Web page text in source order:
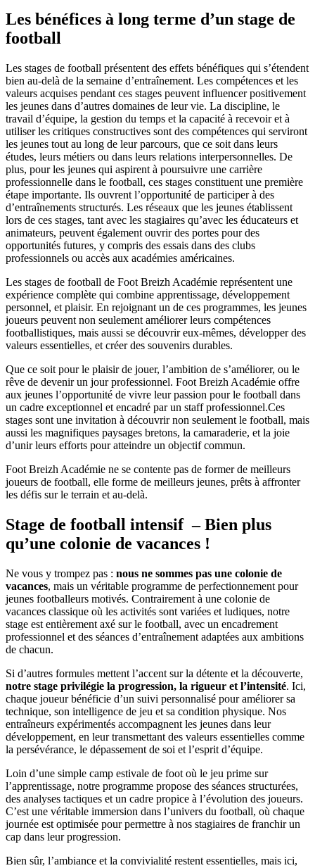
Les bénéfices à long terme d’un stage de
football
Les stages de football présentent des effets bénéfiques qui s’étendent
bien au-delà de la semaine d’entraînement. Les compétences et les
valeurs acquises pendant ces stages peuvent influencer positivement
les jeunes dans d’autres domaines de leur vie. La discipline, le
travail d’équipe, la gestion du temps et la capacité à recevoir et à
utiliser les critiques constructives sont des compétences qui serviront
les jeunes tout au long de leur parcours, que ce soit dans leurs
études, leurs métiers ou dans leurs relations interpersonnelles. De
plus, pour les jeunes qui aspirent à poursuivre une carrière
professionnelle dans le football, ces stages constituent une première
étape importante. Ils ouvrent l’opportunité de participer à des
d’entraînements structurés. Les réseaux que les jeunes établissent
lors de ces stages, tant avec les stagiaires qu’avec les éducateurs et
animateurs, peuvent également ouvrir des portes pour des
opportunités futures, y compris des essais dans des clubs
professionnels ou accès aux académies américaines.
Les stages de football de Foot Breizh Académie représentent une
expérience complète qui combine apprentissage, développement
personnel, et plaisir. En rejoignant un de ces programmes, les jeunes
joueurs peuvent non seulement améliorer leurs compétences
footballistiques, mais aussi se découvrir eux-mêmes, développer des
valeurs essentielles, et créer des souvenirs durables.
Que ce soit pour le plaisir de jouer, l’ambition de s’améliorer, ou le
rêve de devenir un jour professionnel. Foot Breizh Académie offre
aux jeunes l’opportunité de vivre leur passion pour le football dans
un cadre exceptionnel et encadré par un staff professionnel.Ces
stages sont une invitation à découvrir non seulement le football, mais
aussi les magnifiques paysages bretons, la camaraderie, et la joie
d’unir leurs efforts pour atteindre un objectif commun.
Foot Breizh Académie ne se contente pas de former de meilleurs
joueurs de football, elle forme de meilleurs jeunes, prêts à affronter
les défis sur le terrain et au-delà.
Stage de football intensif – Bien plus
qu’une colonie de vacances !
Ne vous y trompez pas : nous ne sommes pas une colonie de
vacances, mais un véritable programme de perfectionnement pour
jeunes footballeurs motivés. Contrairement à une colonie de
vacances classique où les activités sont variées et ludiques, notre
stage est entièrement axé sur le football, avec un encadrement
professionnel et des séances d’entraînement adaptées aux ambitions
de chacun.
Si d’autres formules mettent l’accent sur la détente et la découverte,
notre stage privilégie la progression, la rigueur et l’intensité. Ici,
chaque joueur bénéficie d’un suivi personnalisé pour améliorer sa
technique, son intelligence de jeu et sa condition physique. Nos
entraîneurs expérimentés accompagnent les jeunes dans leur
développement, en leur transmettant des valeurs essentielles comme
la persévérance, le dépassement de soi et l’esprit d’équipe.
Loin d’une simple camp estivale de foot où le jeu prime sur
l’apprentissage, notre programme propose des séances structurées,
des analyses tactiques et un cadre propice à l’évolution des joueurs.
C’est une véritable immersion dans l’univers du football, où chaque
journée est optimisée pour permettre à nos stagiaires de franchir un
cap dans leur progression.
Bien sûr, l’ambiance et la convivialité restent essentielles, mais ici,